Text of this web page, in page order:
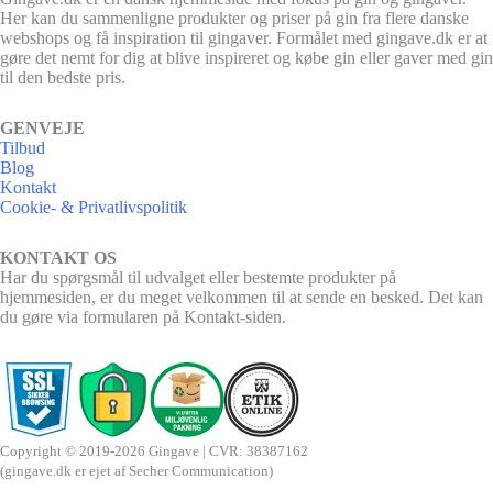
Her kan du sammenligne produkter og priser på gin fra flere danske
webshops og få inspiration til gingaver. Formålet med gingave.dk er at
gøre det nemt for dig at blive inspireret og købe gin eller gaver med gin
til den bedste pris.
GENVEJE
Tilbud
Blog
Kontakt
Cookie- & Privatlivspolitik
KONTAKT OS
Har du spørgsmål til udvalget eller bestemte produkter på
hjemmesiden, er du meget velkommen til at sende en besked. Det kan
du gøre via formularen på Kontakt-siden.
Copyright © 2019-2026 Gingave | CVR: 38387162
(gingave.dk er ejet af Secher Communication)